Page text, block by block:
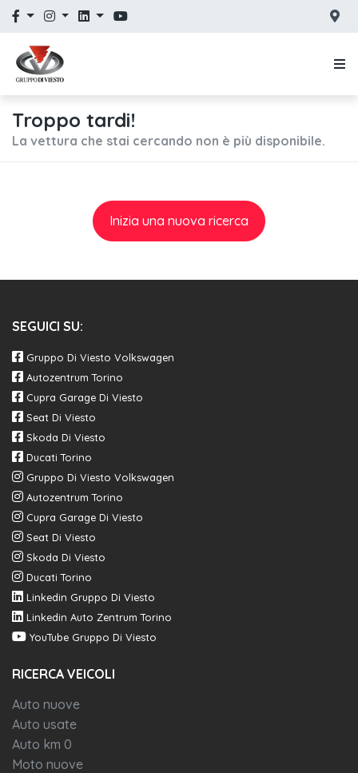
Troppo tardi!
La vettura che stai cercando non è più disponibile.
Inizia una nuova ricerca
SEGUICI SU:
Gruppo Di Viesto Volkswagen
Autozentrum Torino
Cupra Garage Di Viesto
Seat Di Viesto
Skoda Di Viesto
Ducati Torino
Gruppo Di Viesto Volkswagen
Autozentrum Torino
Cupra Garage Di Viesto
Seat Di Viesto
Skoda Di Viesto
Ducati Torino
Linkedin Gruppo Di Viesto
Linkedin Auto Zentrum Torino
YouTube Gruppo Di Viesto
RICERCA VEICOLI
Auto nuove
Auto usate
Auto km 0
Moto nuove